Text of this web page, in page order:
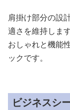
肩掛け部分の設
適さを維持します
おしゃれと機能
ックです。
ビジネスシ